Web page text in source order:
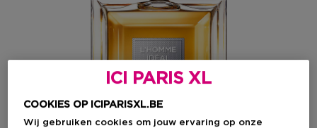
ICI PARIS XL
COOKIES OP ICIPARISXL.BE
Wij gebruiken cookies om jouw ervaring op onze